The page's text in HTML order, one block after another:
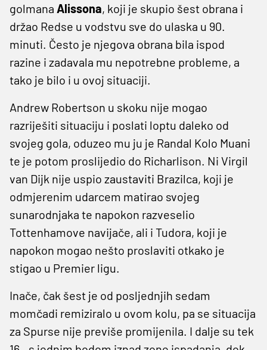
golmana Alissona, koji je skupio šest obrana i
držao Redse u vodstvu sve do ulaska u 90.
minuti. Često je njegova obrana bila ispod
razine i zadavala mu nepotrebne probleme, a
tako je bilo i u ovoj situaciji.
Andrew Robertson u skoku nije mogao
razriješiti situaciju i poslati loptu daleko od
svojeg gola, oduzeo mu ju je Randal Kolo Muani
te je potom proslijedio do Richarlison. Ni Virgil
van Dijk nije uspio zaustaviti Brazilca, koji je
odmjerenim udarcem matirao svojeg
sunarodnjaka te napokon razveselio
Tottenhamove navijače, ali i Tudora, koji je
napokon mogao nešto proslaviti otkako je
stigao u Premier ligu.
Inače, čak šest je od posljednjih sedam
momčadi remiziralo u ovom kolu, pa se situacija
za Spurse nije previše promijenila. I dalje su tek